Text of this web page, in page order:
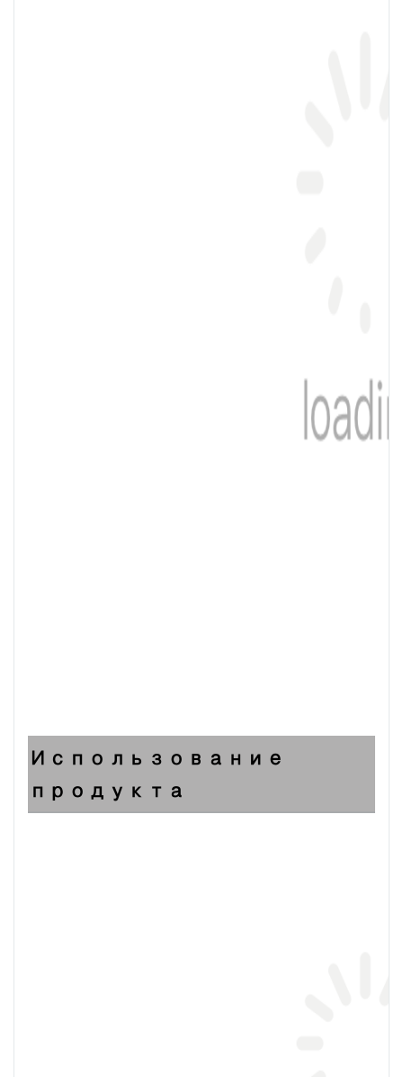
Использование
продукта